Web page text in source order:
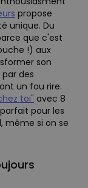
propose
unique. Du
que c'est
!) aux
son
des
un fou rire.
toi" avec 8
pour les
même si on se